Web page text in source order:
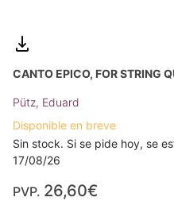
CANTO EPICO, FOR STRING
Pütz, Eduard
Disponible en breve
Sin stock. Si se pide hoy, se
17/08/26
PVP. 26,60€